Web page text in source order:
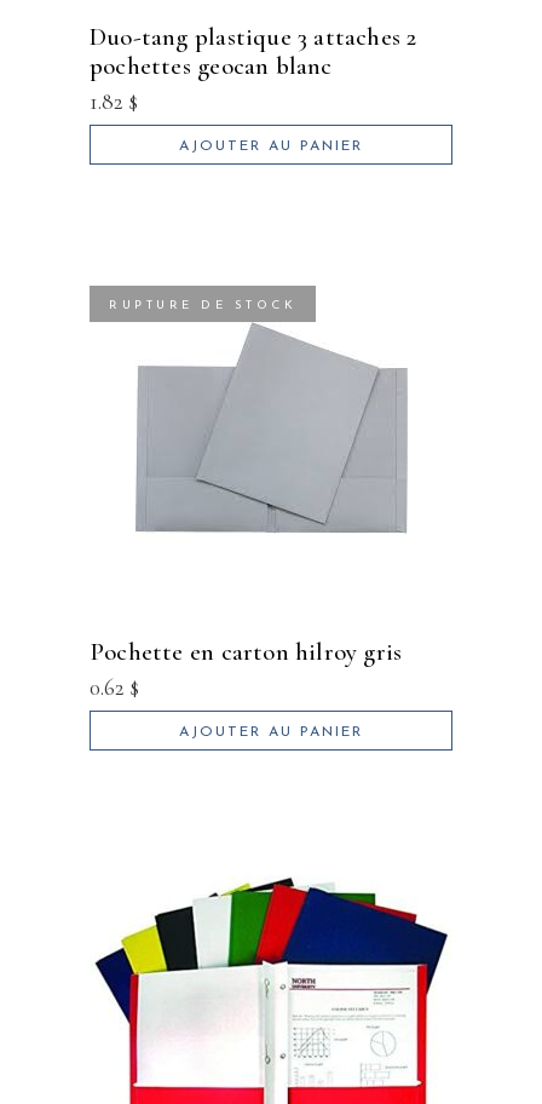
duo-tang plastique 3 attaches 2
pochettes geocan blanc
1.82 $
AJOUTER AU PANIER
RUPTURE DE STOCK
pochette en carton hilroy gris
0.62 $
AJOUTER AU PANIER